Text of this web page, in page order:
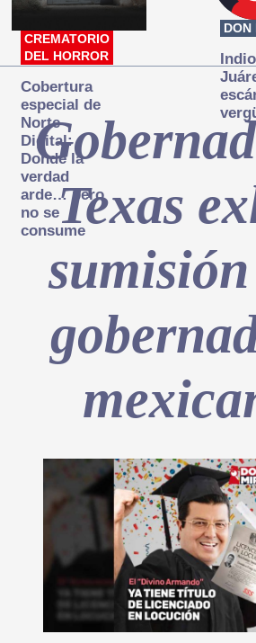
CREMATORIO
DEL HORROR
Cobertura
especial de
Norte
Digital:
Donde la
verdad
arde… pero
no se
consume
DON
Texas